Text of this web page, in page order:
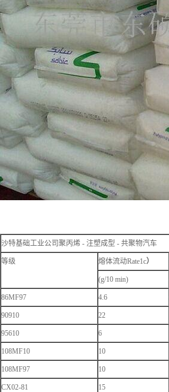
沙特基础工业公司聚丙烯 - 注塑成型 - 共聚物汽车
等级 熔体流动Rate1c）
(g/10 min)
86MF97 4.6
90910 22
95610 6
108MF10 10
108MF97 10
CX02-81 15